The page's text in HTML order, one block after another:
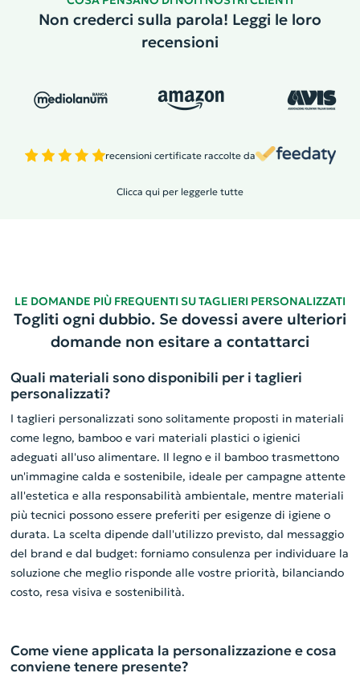
Non crederci sulla parola! Leggi le loro
recensioni
recensioni certificate raccolte da
Clicca qui per leggerle tutte
LE DOMANDE PIÙ FREQUENTI SU TAGLIERI PERSONALIZZATI
Togliti ogni dubbio. Se dovessi avere ulteriori
domande non esitare a contattarci
Quali materiali sono disponibili per i taglieri
personalizzati?
I taglieri personalizzati sono solitamente proposti in materiali
come legno, bamboo e vari materiali plastici o igienici
adeguati all'uso alimentare. Il legno e il bamboo trasmettono
un'immagine calda e sostenibile, ideale per campagne attente
all'estetica e alla responsabilità ambientale, mentre materiali
più tecnici possono essere preferiti per esigenze di igiene o
durata. La scelta dipende dall'utilizzo previsto, dal messaggio
del brand e dal budget: forniamo consulenza per individuare la
soluzione che meglio risponde alle vostre priorità, bilanciando
costo, resa visiva e sostenibilità.
Come viene applicata la personalizzazione e cosa
conviene tenere presente?